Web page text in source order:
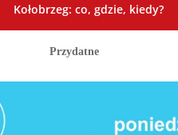
Kołobrzeg: co, gdzie, kiedy?
Przydatne